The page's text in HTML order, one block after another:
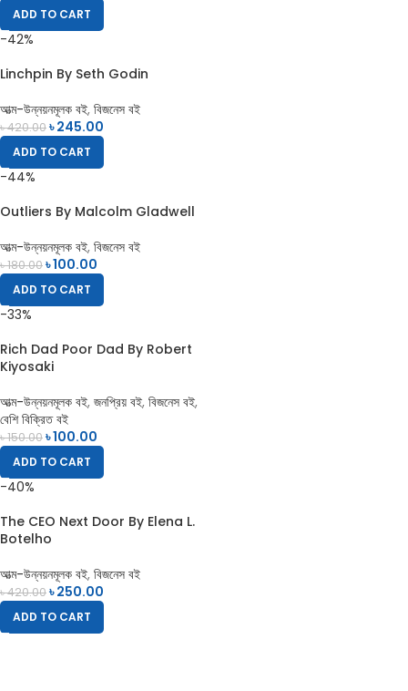
ADD TO CART
-42%
Linchpin By Seth Godin
আত্ম-উন্নয়নমূলক বই, বিজনেস বই
৳420.00৳245.00
ADD TO CART
-44%
Outliers By Malcolm Gladwell
আত্ম-উন্নয়নমূলক বই, বিজনেস বই
৳180.00৳100.00
ADD TO CART
-33%
Rich Dad Poor Dad By Robert
Kiyosaki
আত্ম-উন্নয়নমূলক বই, জনপ্রিয় বই, বিজনেস বই,
বেশি বিক্রিত বই
৳150.00৳100.00
ADD TO CART
-40%
The CEO Next Door By Elena L.
Botelho
আত্ম-উন্নয়নমূলক বই, বিজনেস বই
৳420.00৳250.00
ADD TO CART